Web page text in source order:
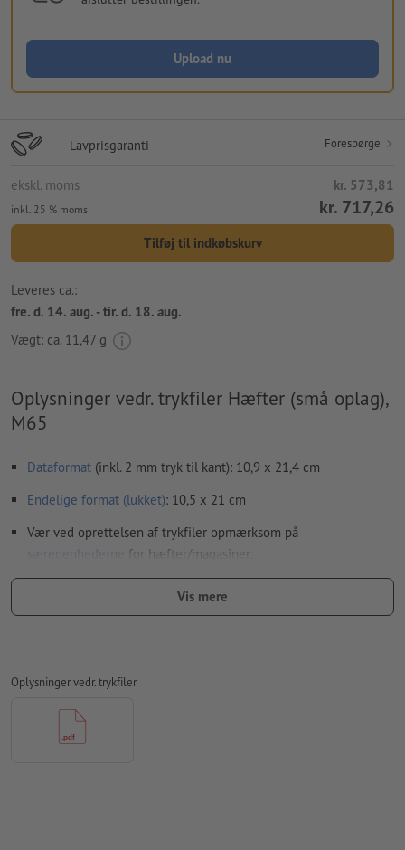
Upload nu
Lavprisgaranti Forespørge
ekskl. moms kr. 573,81
inkl. 25 % moms kr. 717,26
Tilføj til indkøbskurv
Leveres ca.:
fre. d. 14. aug. - tir. d. 18. aug.
Vægt: ca. 11,47 g
Oplysninger vedr. trykfiler Hæfter (små oplag),
M65
Dataformat (inkl. 2 mm tryk til kant): 10,9 x 21,4 cm
Endelige format (lukket): 10,5 x 21 cm
Vær ved oprettelsen af trykfiler opmærksom på
særegenhederne
for hæfter/magasiner:
Tilrettelægning af siderne:
enkeltsider
hvis du arbejder med dobbeltsider i dit layoutprogram,
skal du efterfølgende eksportere disse som fortløbende
Vis mere
Oplysninger vedr. trykfiler